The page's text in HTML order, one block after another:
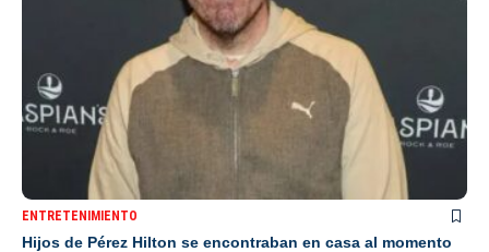
ENTRETENIMIENTO
Hijos de Pérez Hilton se encontraban en casa al momento